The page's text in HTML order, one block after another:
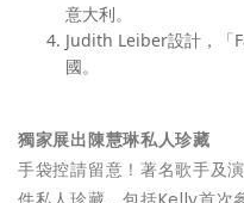
意大利。
Judith Leiber設計，「
國。
獨家展出陳慧琳私人珍藏
手袋控請留意！著名歌手及